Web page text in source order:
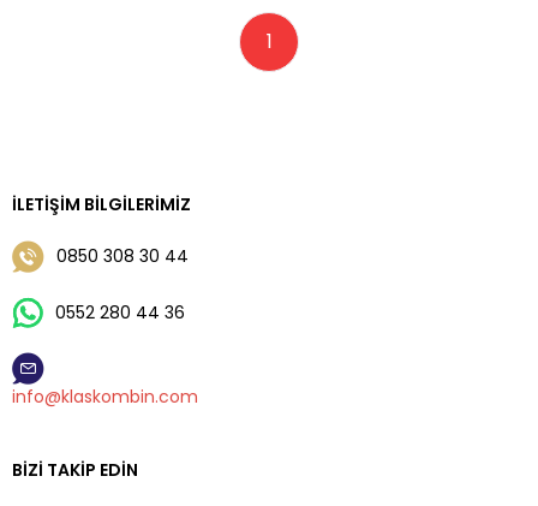
1
İLETIŞIM BILGILERIMIZ
0850 308 30 44
0552 280 44 36
info@klaskombin.com
BIZI TAKIP EDIN